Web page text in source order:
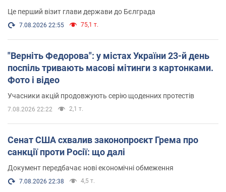
Це перший візит глави держави до Бєлграда
7.08.2026 22:55 75,1 т.
"Верніть Федорова": у містах України 23-й день
поспіль тривають масові мітинги з картонками.
Фото і відео
Учасники акцій продовжують серію щоденних протестів
7.08.2026 22:22 2,1 т.
Сенат США схвалив законопроєкт Грема про
санкції проти Росії: що далі
Документ передбачає нові економічні обмеження
7.08.2026 22:38 4,5 т.